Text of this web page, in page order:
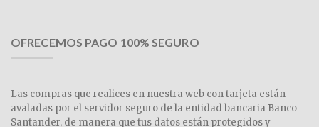
OFRECEMOS PAGO 100% SEGURO
Las compras que realices en nuestra web con tarjeta están
avaladas por el servidor seguro de la entidad bancaria Banco
Santander, de manera que tus datos están protegidos y